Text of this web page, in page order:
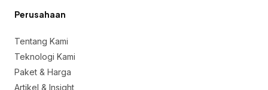
Perusahaan
Tentang Kami
Teknologi Kami
Paket & Harga
Artikel & Insight